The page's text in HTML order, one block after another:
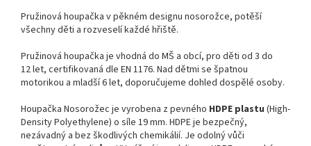
Pružinová houpačka v pěkném designu nosorožce, potěší
všechny děti a rozveselí každé hřiště.
Pružinová houpačka je vhodná do MŠ a obcí, pro děti od 3 do
12let, certifikovaná dle EN 1176. Nad dětmi se špatnou
motorikou a mladší 6 let, doporučujeme dohled dospělé osoby.
Houpačka Nosorožec je vyrobena z pevného HDPE plastu (High-
Density Polyethylene) o síle 19 mm. HDPE je bezpečný,
nezávadný a bez škodlivých chemikálií. Je odolný vůči